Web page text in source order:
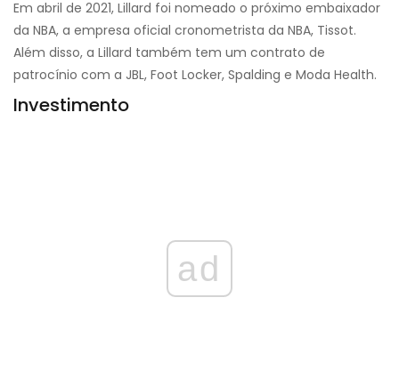
Em abril de 2021, Lillard foi nomeado o próximo embaixador
da NBA, a empresa oficial cronometrista da NBA, Tissot.
Além disso, a Lillard também tem um contrato de
patrocínio com a JBL, Foot Locker, Spalding e Moda Health.
Investimento
ad